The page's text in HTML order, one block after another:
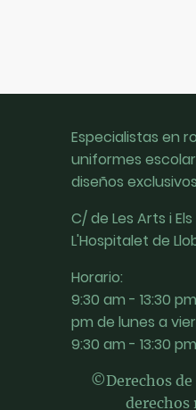
Especialistas en
uniformes
diseños
C/ de Les Arts i
L'Hospitalet de
Horario:
9:30 am - 13:30
pm de lunes a
9:30 am - 13:30
©Derechos de
derechos